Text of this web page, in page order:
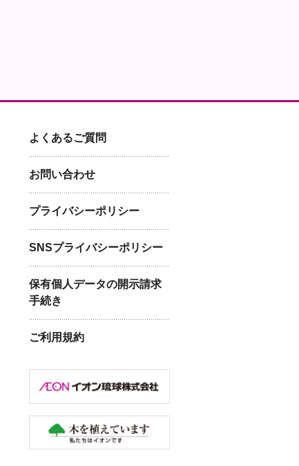
よくあるご質問
お問い合わせ
プライバシーポリシー
SNSプライバシーポリシー
保有個人データの開示請求
手続き
ご利用規約